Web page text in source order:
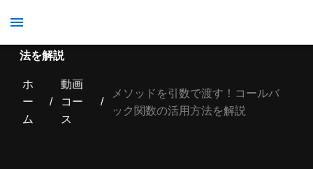
法を解説
ホ
ー
ム
/
動画
コー
ス
/
メソッドを引数で渡す！コールバ
ック関数の活用方法を解説